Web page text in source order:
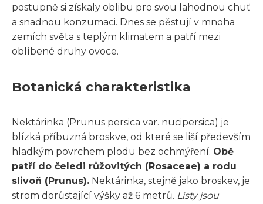
postupně si získaly oblibu pro svou lahodnou chuť
a snadnou konzumaci. Dnes se pěstují v mnoha
zemích světa s teplým klimatem a patří mezi
oblíbené druhy ovoce.
Botanická charakteristika
Nektárinka (Prunus persica var. nucipersica) je
blízká příbuzná broskve, od které se liší především
hladkým povrchem plodu bez ochmýření. Obě
patří do čeledi růžovitých (Rosaceae) a rodu
slivoň (Prunus). Nektárinka, stejně jako broskev, je
strom dorůstající výšky až 6 metrů. Listy jsou